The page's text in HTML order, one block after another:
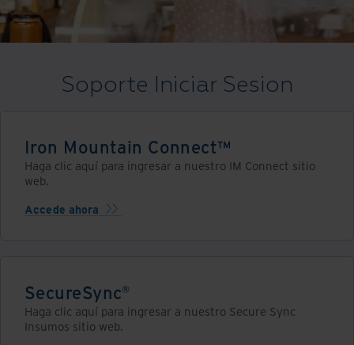
Soporte Iniciar Sesion
Iron Mountain Connect™
Haga clic aquí para ingresar a nuestro IM Connect sitio
web.
Accede ahora
SecureSync®
Haga clic aquí para ingresar a nuestro Secure Sync
Insumos sitio web.